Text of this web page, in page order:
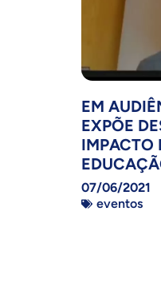
EM
EXPÕE
IMPACTO
07/06/2021
eventos